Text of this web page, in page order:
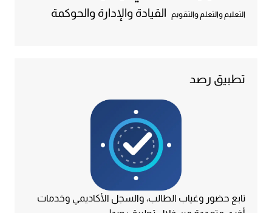
التعليم والتعلم والتقويم القيادة والإدارة والحوكمة
تطبيق رصد
تابع حضور وغياب الطالب، والسجل الأكاديمي وخدمات